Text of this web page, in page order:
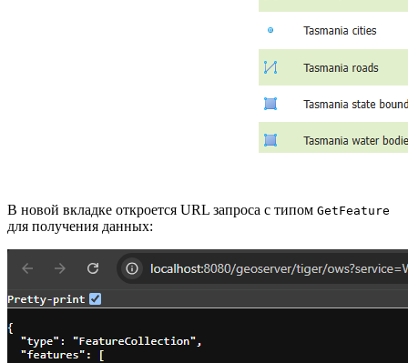
В новой вкладке откроется URL запроса с типом GetFeature
для получения данных: